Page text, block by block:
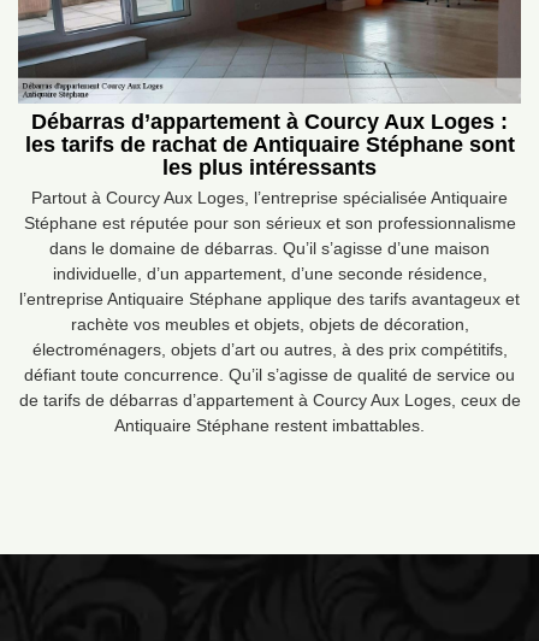
Débarras d’appartement à Courcy Aux Loges :
les tarifs de rachat de Antiquaire Stéphane sont
les plus intéressants
Partout à Courcy Aux Loges, l’entreprise spécialisée Antiquaire
Stéphane est réputée pour son sérieux et son professionnalisme
dans le domaine de débarras. Qu’il s’agisse d’une maison
individuelle, d’un appartement, d’une seconde résidence,
l’entreprise Antiquaire Stéphane applique des tarifs avantageux et
rachète vos meubles et objets, objets de décoration,
électroménagers, objets d’art ou autres, à des prix compétitifs,
défiant toute concurrence. Qu’il s’agisse de qualité de service ou
de tarifs de débarras d’appartement à Courcy Aux Loges, ceux de
Antiquaire Stéphane restent imbattables.